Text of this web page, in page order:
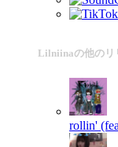
Lilniinaの他のリ
rollin'